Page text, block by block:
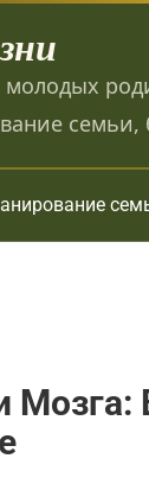
Мозга: